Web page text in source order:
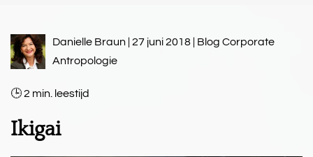
Danielle Braun | 27 juni 2018 | Blog Corporate
Antropologie
2 min.
Ikigai